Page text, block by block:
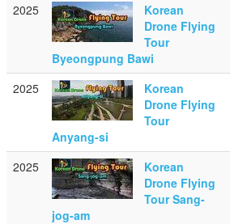
2025
Korean
Drone Flying
Tour
Byeongpung Bawi
2025
Korean
Drone Flying
Tour
Anyang-si
2025
Korean
Drone Flying
Tour Sang-
jog-am